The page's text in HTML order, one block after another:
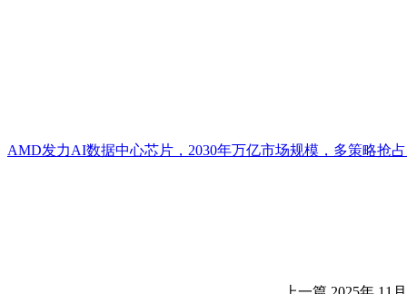
AMD发力AI数据中心芯片，2030年万亿市场规模，多策略抢